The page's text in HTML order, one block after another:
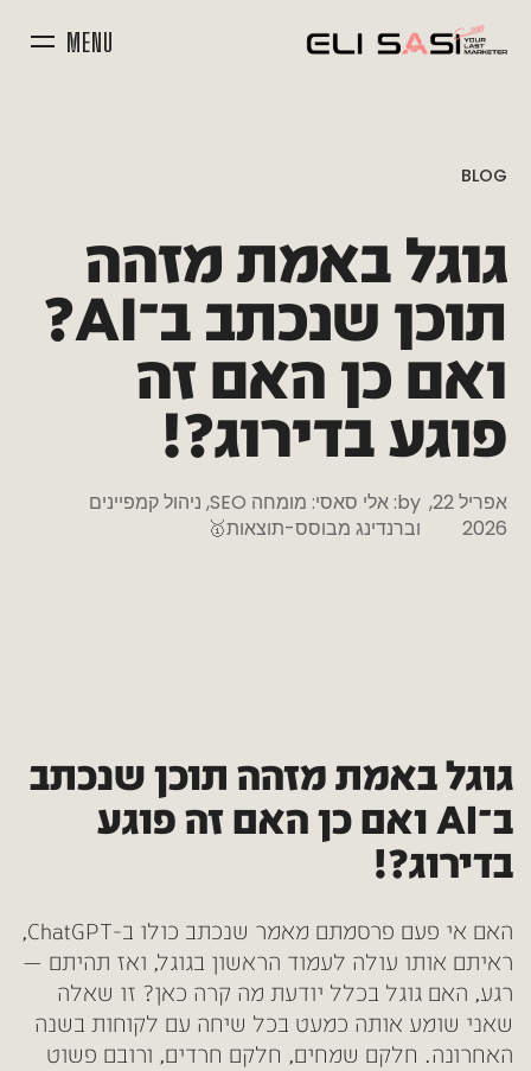
MENU
BLOG
גוגל באמת מזהה
תוכן שנכתב ב־AI?
ואם כן האם זה
פוגעבדירוג?!
אפריל 22,
2026
by:
אלי סאסי: מומחה SEO, ניהול קמפיינים
וברנדינג מבוסס-תוצאות🥇
גוגל באמת מזהה תוכן שנכתב
ב־AI ואם כן האם זה פוגע
בדירוג?!
האם אי פעם פרסמתם מאמר שנכתב כולו ב-ChatGPT,
ראיתם אותו עולה לעמוד הראשון בגוגל, ואז תהיתם —
רגע, האם גוגל בכלל יודעת מה קרה כאן? זו שאלה
שאני שומע אותה כמעט בכל שיחה עם לקוחות בשנה
האחרונה. חלקם שמחים, חלקם חרדים, ורובם פשוט